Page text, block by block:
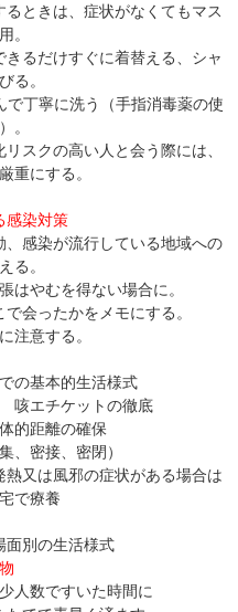
ときは、症状がなくてもマス
。
るだけすぐに着替える、シャ
る。
丁寧に洗う（手指消毒薬の使
。
スクの高い人と会う際には、
重にする。
感染対策
感染が流行している地域への
る。
はやむを得ない場合に。
会ったかをメモにする。
注意する。
の基本的生活様式
咳エチケットの徹底
的距離の確保
、密接、密閉）
又は風邪の症状がある場合は
で療養
別の生活様式
人数ですいた時間に